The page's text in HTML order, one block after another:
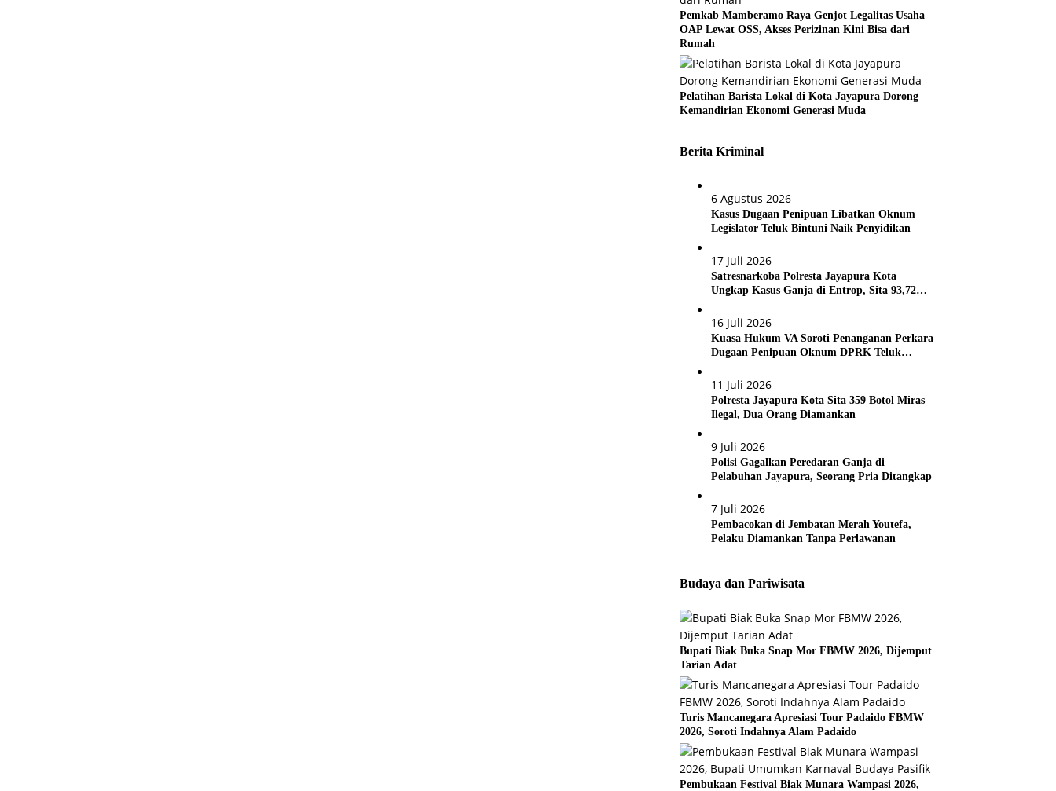
Pemkab Mamberamo Raya Genjot Legalitas Usaha
OAP Lewat OSS, Akses Perizinan Kini Bisa dari
Rumah
Pelatihan Barista Lokal di Kota Jayapura Dorong
Kemandirian Ekonomi Generasi Muda
Berita Kriminal
6 Agustus 2026
Kasus Dugaan Penipuan Libatkan Oknum
Legislator Teluk Bintuni Naik Penyidikan
17 Juli 2026
Satresnarkoba Polresta Jayapura Kota
Ungkap Kasus Ganja di Entrop, Sita 93,72
16 Juli 2026
Kuasa Hukum VA Soroti Penanganan Perkara
Dugaan Penipuan Oknum DPRK Teluk
11 Juli 2026
Polresta Jayapura Kota Sita 359 Botol Miras
Ilegal, Dua Orang Diamankan
9 Juli 2026
Polisi Gagalkan Peredaran Ganja di
Pelabuhan Jayapura, Seorang Pria Ditangkap
7 Juli 2026
Pembacokan di Jembatan Merah Youtefa,
Pelaku Diamankan Tanpa Perlawanan
Budaya dan Pariwisata
Bupati Biak Buka Snap Mor FBMW 2026, Dijemput
Tarian Adat
Turis Mancanegara Apresiasi Tour Padaido FBMW
2026, Soroti Indahnya Alam Padaido
Pembukaan Festival Biak Munara Wampasi 2026,